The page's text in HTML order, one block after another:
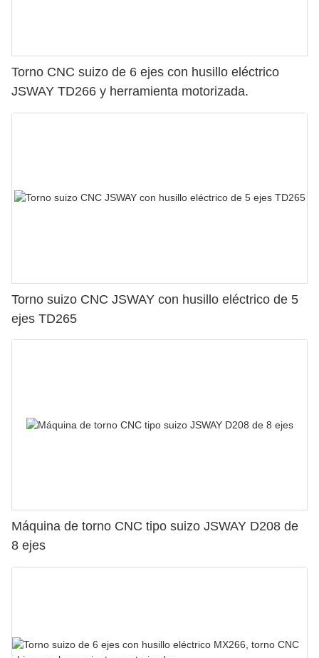
Torno CNC suizo de 6 ejes con husillo eléctrico
JSWAY TD266 y herramienta motorizada.
Torno suizo CNC JSWAY con husillo eléctrico de 5
ejes TD265
Máquina de torno CNC tipo suizo JSWAY D208 de
8 ejes